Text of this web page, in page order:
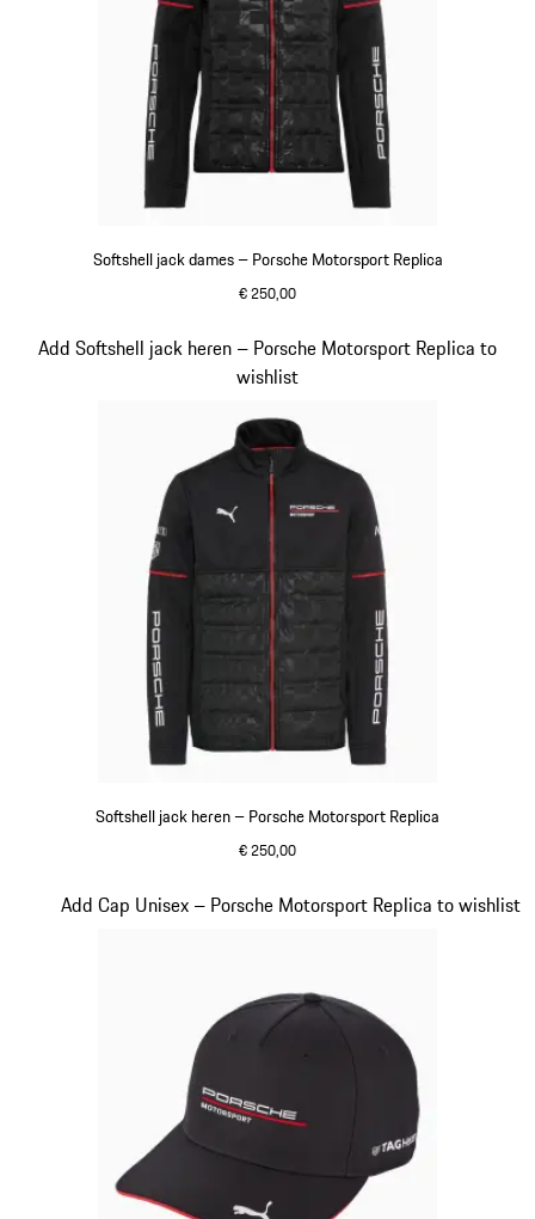
Softshell jack dames – Porsche Motorsport Replica
€ 250,00
Softshell jack heren – Porsche Motorsport Replica
€ 250,00
Add Softshell jack heren – Porsche Motorsport Replica to
wishlist
Dia 13 van 20
Add Cap Unisex – Porsche Motorsport Replica to wishlist
Dia 14 van 20